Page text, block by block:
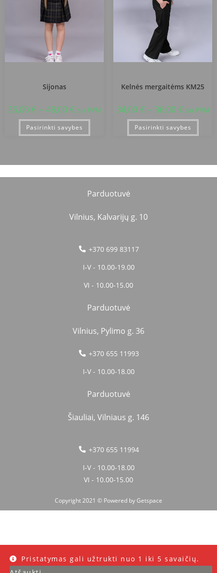
Pristatymas gali užtrukti nuo 1 iki 5 savaičių.
Sijonas
35,00 € – 49,00 € su PVM
Pasirinkti savybes
Kelnės mergaitėms KM25
34,00 € – 36,00 € su PVM
Pasirinkti savybes
Parduotuvė
Vilnius, Kalvarijų g. 10
+370 699 83117
I-V - 10.00-19.00
VI - 10.00-15.00
Parduotuvė
Vilnius, Pylimo g. 36
+370 655 11993
I-V - 10.00-18.00
Parduotuvė
Šiauliai, Vilniaus g. 146
+370 655 11994
I-V - 10.00-18.00
VI - 10.00-15.00
Copyright 2021 © Powered byGetspace